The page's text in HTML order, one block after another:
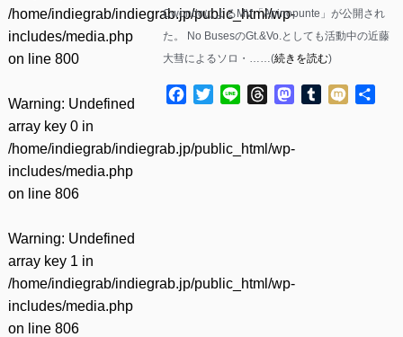
/home/indiegrab/indiegrab.jp/public_html/wp-
includes/media.php
on line 800
Warning: Undefined
array key 0 in
/home/indiegrab/indiegrab.jp/public_html/wp-
includes/media.php
on line 806
Warning: Undefined
array key 1 in
/home/indiegrab/indiegrab.jp/public_html/wp-
includes/media.php
on line 806
CwondoによるMV「Apinopunte」が公開され
た。 No BusesのGt.&Vo.としても活動中の近藤
大彗によるソロ・……(続きを読む)
Facebook
TwitterLine ThreadsMastodon
Tumblr
Mixi